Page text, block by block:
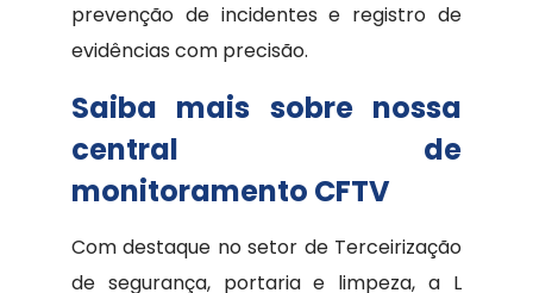
prevenção de incidentes e registro de
evidências com precisão.
Saiba mais sobre nossa
central de
monitoramento CFTV
Com destaque no setor de Terceirização
de segurança, portaria e limpeza, a L